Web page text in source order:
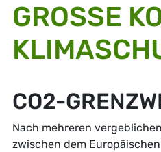
GROSSE
CO2-
Nach mehreren
zwischen dem